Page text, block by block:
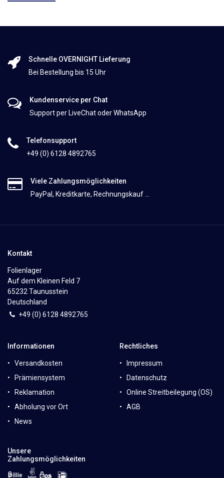
Schnelle OVERNIGHT Lieferung
Bei Bestellung bis 15 Uhr
Kundenservice per Chat
Support per LiveChat oder WhatsApp
Telefonsupport
+49 (0) 6128 4892765
Viele Zahlungsmöglichkeiten
PayPal, Kreditkarte, Rechnungskauf ...
Kontakt
Folienlager
Auf dem Kleinen Feld 7
65232 Taunusstein
Deutschland
+49 (0) 6128 4892765
Informationen
Versandkosten
Prämiensystem
Reklamation
Abholung vor Ort
News
Rechtliches
Impressum
Datenschutz
Online Streitbeilegung (OS)
AGB
Unsere
Zahlungsmöglichkeiten